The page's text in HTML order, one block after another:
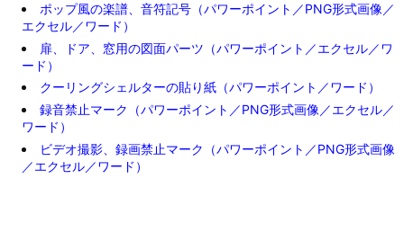
ポップ風の楽譜、音符記号（パワーポイント／PNG形式画像／
エクセル／ワード）
扉、ドア、窓用の図面パーツ（パワーポイント／エクセル／ワ
ード）
クーリングシェルターの貼り紙（パワーポイント／ワード）
録音禁止マーク（パワーポイント／PNG形式画像／エクセル／
ワード）
ビデオ撮影、録画禁止マーク（パワーポイント／PNG形式画像
／エクセル／ワード）